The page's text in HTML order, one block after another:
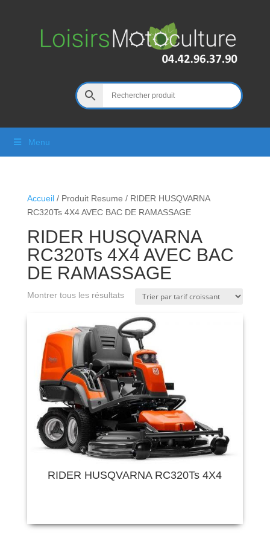
Menu
Accueil/ Produit Resume / RIDER HUSQVARNA
RC320Ts 4X4 AVEC BAC DE RAMASSAGE
RIDER HUSQVARNA
RC320Ts 4X4 AVEC BAC
DE RAMASSAGE
Montrer tous les résultats
RIDER HUSQVARNA RC320Ts 4X4